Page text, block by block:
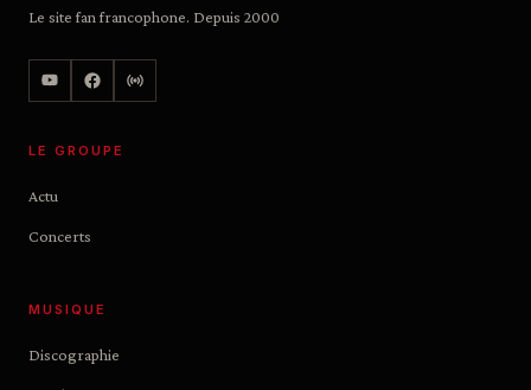
Le site fan francophone. Depuis 2000
LE GROUPE
Actu
Concerts
MUSIQUE
Discographie